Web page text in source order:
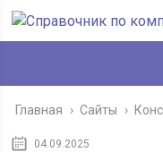
Главная › Сайты ›
04.09.2025